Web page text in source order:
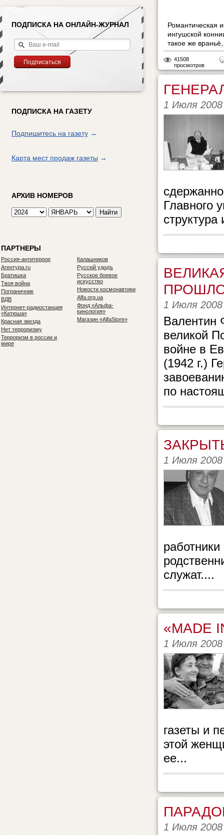
ПОДПИСКА НА ОНЛАЙН-ЖУРНАЛ
ПОДПИСКА НА ГАЗЕТУ
Подпишитесь на газету→
Карта мест продаж газеты→
АРХИВ НОМЕРОВ
ПАРТНЕРЫ
Россия-антитеррор
Агентура.ru
Братишка
Твоя война
Пограничник
ВДВ
Интернет-радиостанция
«Катюша»
Красная звезда
Нет терроризму
Терроризм в россии и
мире
Калашников
Русскiй удодъ
Русское боевое
искусство
Новости космонавтики
Alfa.org.ua
Фонд «Альфа-
кинология»
Магазин «AlfaStore»
Романтическая
ингушской
такое же
41508
просмотров
1 Июля 2008
Главного
1 Июля 2008
Валентин
великой
войне в
(1942 г.)
по
1 Июля 2008
служат....
«MADE
1 Июля 2008
газеты и
этой
ее...
1 Июля 2008